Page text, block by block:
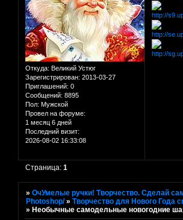
Откуда: Великий Устюг
Зарегистрирован: 2013-03-27
Приглашений: 0
Сообщений: 8895
Пол: Мужской
Провел на форуме:
1 месяц 6 дней
Последний визит:
2026-08-02 16:33:08
Страница:1
»ОчУмелые ручки! Творчество. Сделай
Photoshop/ »Творчество для Нового Года
»Необычные самодельные новогодние